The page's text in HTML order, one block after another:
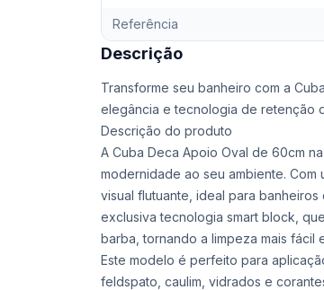
Referência
Descrição
Transforme seu banheiro com a
elegância e tecnologia de retenção
Descrição do produto
A Cuba Deca Apoio Oval de 60cm
modernidade ao seu ambiente. Com
visual flutuante, ideal para
exclusiva tecnologia smart block,
barba, tornando a limpeza mais fácil
Este modelo é perfeito para
feldspato, caulim, vidrados e